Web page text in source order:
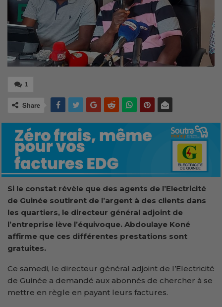
1
Share
Si le constat révèle que des agents de l’Electricité
de Guinée soutirent de l’argent à des clients dans
les quartiers, le directeur général adjoint de
l’entreprise lève l’équivoque. Abdoulaye Koné
affirme que ces différentes prestations sont
gratuites.
Ce samedi, le directeur général adjoint de l’Electricité
de Guinée a demandé aux abonnés de chercher à se
mettre en règle en payant leurs factures.